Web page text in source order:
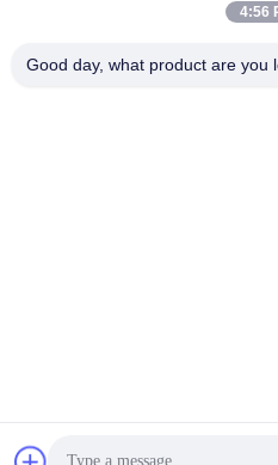
NO.55 XINSHENG WEG,
Changzhou Jayu
4:56
Good day, what product are you